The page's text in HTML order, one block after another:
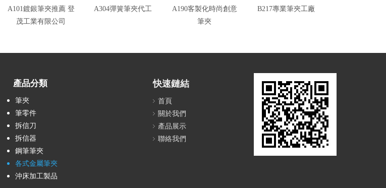
A101鍍銀筆夾推薦 登
茂工業有限公司
A304彈簧筆夾代工
A190客製化時尚創意
筆夾
B217專業筆夾工廠
產品分類
筆夾
筆零件
拆信刀
拆信器
鋼筆筆夾
各式金屬筆夾
沖床加工製品
快速鏈結
首頁
關於我們
產品展示
聯絡我們